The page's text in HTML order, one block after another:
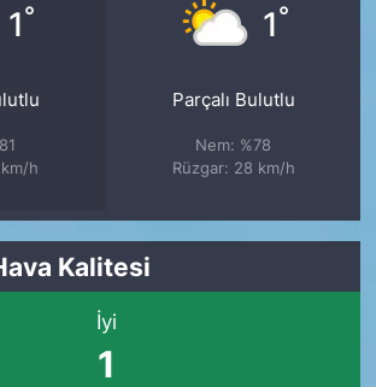
1°
h
1°
Parçalı Bulutlu
Nem: %78
Rüzgar: 28 km/h
Kalitesi
İyi
1